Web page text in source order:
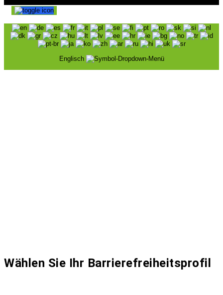
Englisch
Wählen Sie Ihr Barrierefreiheitsprofil